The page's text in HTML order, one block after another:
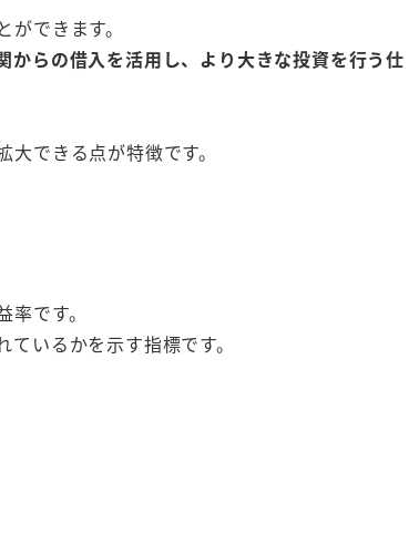
できます。
からの借入を活用し、より大きな投資を行う仕
できる点が特徴です。
です。
いるかを示す指標です。